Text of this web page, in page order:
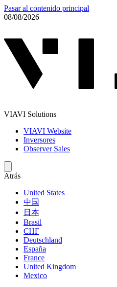
Pasar al contenido principal
08/08/2026
VIAVI Solutions
VIAVI Website
Inversores
Observer Sales
Atrás
United States
中国
日本
Brasil
СНГ
Deutschland
España
France
United Kingdom
Mexico